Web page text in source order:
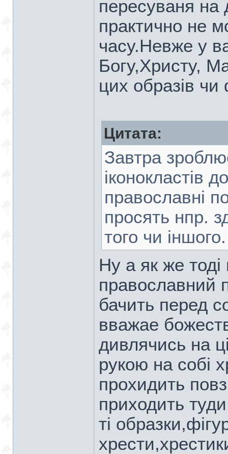
пересуваня на
практично не
часу.Невже у
Богу,Христу,
цих образів чи
Цитата:
Завтра
іконокластів
православні
просять нпр.
того чи іншого.
Ну а як же
православний
бачить перед
вважае
дивлячись на
рукою на собі
прохидить
приходить
ті